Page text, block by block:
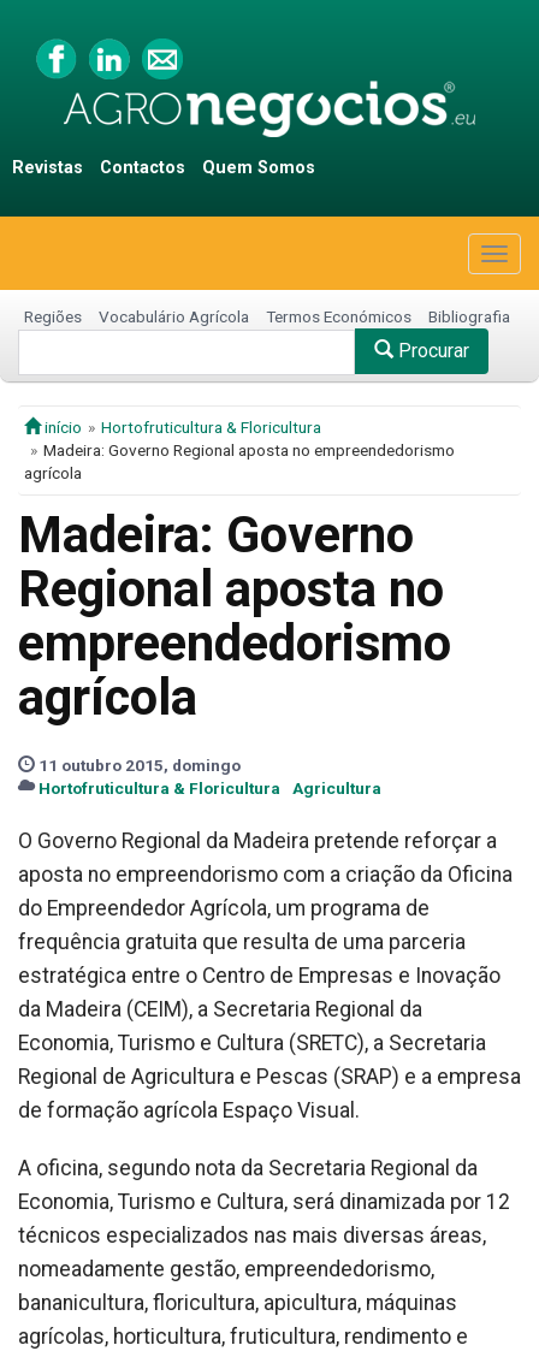
Revistas Contactos Quem Somos
Regiões Vocabulário Agrícola Termos Económicos Bibliografia
Procurar
início
Hortofruticultura & Floricultura
Madeira: Governo Regional aposta no empreendedorismo
agrícola
Madeira: Governo
Regional aposta no
empreendedorismo
agrícola
11 outubro 2015, domingo
Hortofruticultura & Floricultura
Agricultura
O Governo Regional da Madeira pretende reforçar a
aposta no empreendorismo com a criação da Oficina
do Empreendedor Agrícola, um programa de
frequência gratuita que resulta de uma parceria
estratégica entre o Centro de Empresas e Inovação
da Madeira (CEIM), a Secretaria Regional da
Economia, Turismo e Cultura (SRETC), a Secretaria
Regional de Agricultura e Pescas (SRAP) e a empresa
de formação agrícola Espaço Visual.
A oficina, segundo nota da Secretaria Regional da
Economia, Turismo e Cultura, será dinamizada por 12
técnicos especializados nas mais diversas áreas,
nomeadamente gestão, empreendedorismo,
bananicultura, floricultura, apicultura, máquinas
agrícolas, horticultura, fruticultura, rendimento e